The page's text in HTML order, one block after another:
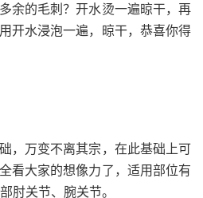
余的毛刺？开水烫一遍晾干，再
开水浸泡一遍，晾干，恭喜你得
，万变不离其宗，在此基础上可
看大家的想像力了，适用部位有
肘关节、腕关节。